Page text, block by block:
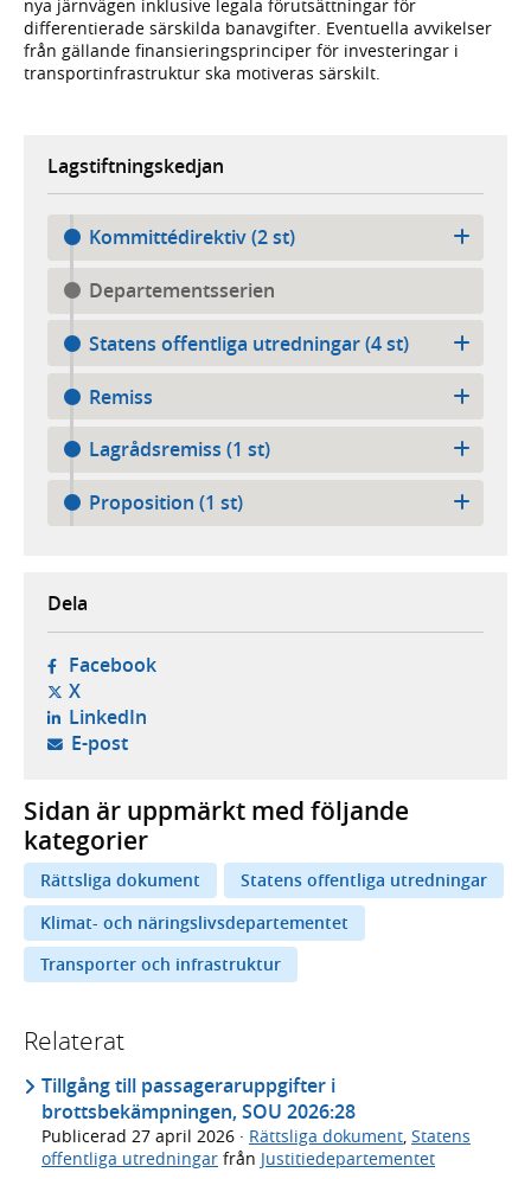
nya järnvägen inklusive legala förutsättningar för
differentierade särskilda banavgifter. Eventuella avvikelser
från gällande finansieringsprinciper för investeringar i
transportinfrastruktur ska motiveras särskilt.
Lagstiftningskedjan
Kommittédirektiv (2 st)
Departementsserien
Statens offentliga utredningar (4 st)
Remiss
Lagrådsremiss (1 st)
Proposition (1 st)
Dela
Facebook- öppnas i ny flik, extern webbplats,
X- öppnas i ny flik, extern webbplats,
LinkedIn- öppnas i ny flik, extern webbplats,
E-post- öppnar din e-postklient,
Sidan är uppmärkt med följande
kategorier
Rättsliga dokument
Statens offentliga utredningar
Klimat- och näringslivsdepartementet
Transporter och infrastruktur
Relaterat
Tillgång till passageraruppgifter i
brottsbekämpningen, SOU 2026:28
Publicerad 27 april 2026 · Rättsliga dokument, Statens
offentliga utredningar från Justitiedepartementet